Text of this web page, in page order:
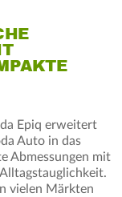
Epiq erweitert
Auto in das
Abmessungen mit
vielen Märkten